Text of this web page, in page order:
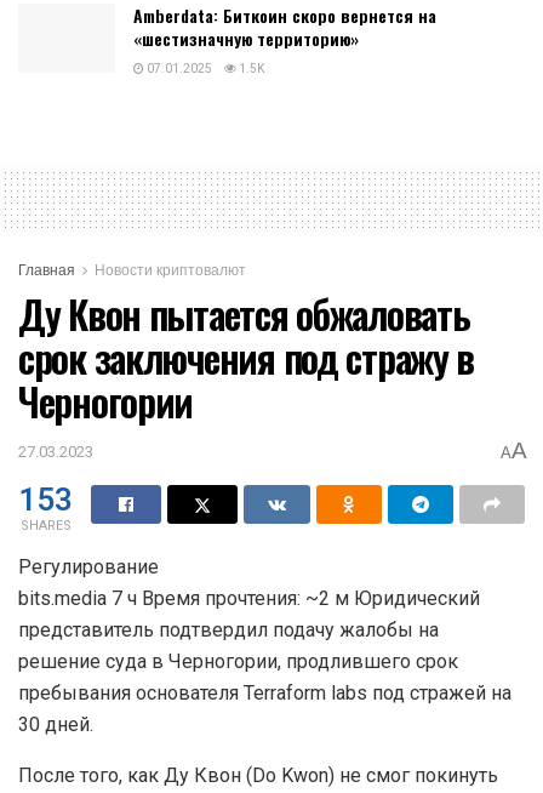
Amberdata: Биткоин скоро вернется на
«шестизначную территорию»
07.01.2025 1.5K
Главная Новости криптовалют
Ду Квон пытается обжаловать
срок заключения под стражу в
Черногории
27.03.2023 AA
153
SHARES
Регулирование
bits.media 7 ч Время прочтения: ~2 м Юридический
представитель подтвердил подачу жалобы на
решение суда в Черногории, продлившего срок
пребывания основателя Terraform labs под стражей на
30 дней.
После того, как Ду Квон (Do Kwon) не смог покинуть